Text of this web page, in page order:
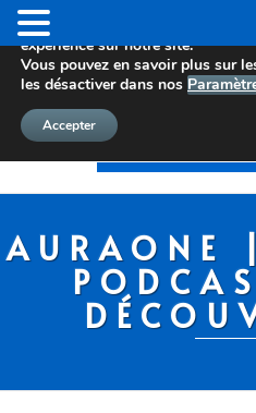
AURAONE
Nous utilisons des cookies pour
expérience sur notre site.
Vous pouvez en savoir plus sur
les désactiver dans nos
Accepter